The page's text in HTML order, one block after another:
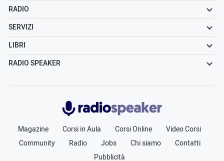
RADIO
SERVIZI
LIBRI
RADIO SPEAKER
Radiospeaker.it
Magazine Corsi in Aula Corsi Online
Video Corsi
Community
Radio Jobs Chi siamo
Contatti
Pubblicità